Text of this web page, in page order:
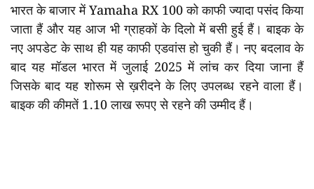
भारत के बाजार में Yamaha RX 100 को काफी ज्यादा पसंद किया
जाता हैं और यह आज भी ग्राहकों के दिलो में बसी हुई हैं। बाइक के
नए अपडेट के साथ ही यह काफी एडवांस हो चुकी हैं। नए बदलाव के
बाद यह मॉडल भारत में जुलाई 2025 में लांच कर दिया जाना हैं
जिसके बाद यह शोरूम से ख़रीदने के लिए उपलब्ध रहने वाला हैं।
बाइक की कीमतें 1.10 लाख रूपए से रहने की उम्मीद हैं।